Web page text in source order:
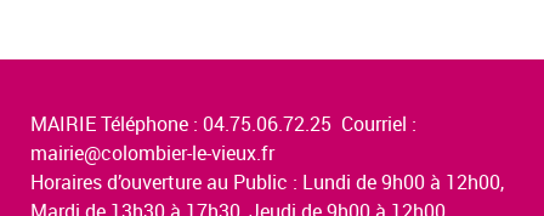
MAIRIE Téléphone : 04.75.06.72.25 Courriel :
mairie@colombier-le-vieux.fr
Horaires d’ouverture au Public : Lundi de 9h00 à 12h00,